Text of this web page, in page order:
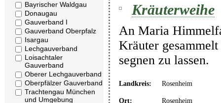
Bayrischer Waldgau
Donaugau
Gauverband I
Gauverband Oberpfalz
Isargau
Lechgauverband
Loisachtaler
Gauverband
Oberer Lechgauverband
Oberpfälzer Gauverband
Trachtengau München
und Umgebung
Kräuterweihe
An Maria
Kräuter
segnen zu lassen.
Landkreis: Rosenheim
Ort: Rosenheim